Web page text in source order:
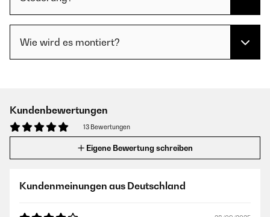
Wie wird es montiert?
Kundenbewertungen
13 Bewertungen
Eigene Bewertung schreiben
Kundenmeinungen aus Deutschland